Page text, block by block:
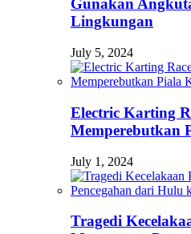
Gunakan
Lingkungan
July 5, 2024
Electric Karting
Memperebutkan
July 1, 2024
Tragedi